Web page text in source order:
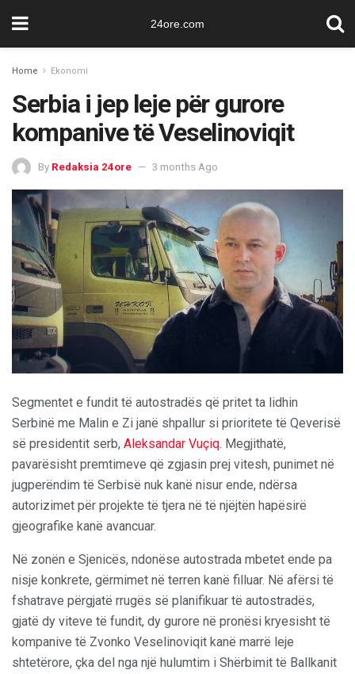
24ore.com
Home Ekonomi
Serbia i jep leje për gurore
kompanive të Veselinoviqit
By Redaksia 24ore 3 months Ago
Segmentet e fundit të autostradës që pritet ta lidhin
Serbinë me Malin e Zi janë shpallur si prioritete të Qeverisë
së presidentit serb, Aleksandar Vuçiq. Megjithatë,
pavarësisht premtimeve që zgjasin prej vitesh, punimet në
jugperëndim të Serbisë nuk kanë nisur ende, ndërsa
autorizimet për projekte të tjera në të njëjtën hapësirë
gjeografike kanë avancuar.
Në zonën e Sjenicës, ndonëse autostrada mbetet ende pa
nisje konkrete, gërmimet në terren kanë filluar. Në afërsi të
fshatrave përgjatë rrugës së planifikuar të autostradës,
gjatë dy viteve të fundit, dy gurore në pronësi kryesisht të
kompanive të Zvonko Veselinoviqit kanë marrë leje
shtetërore, çka del nga një hulumtim i Shërbimit të Ballkanit